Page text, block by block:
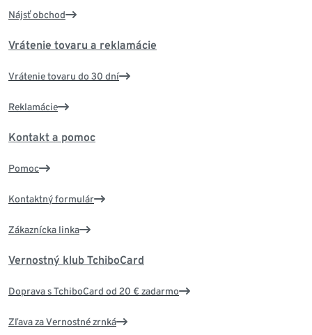
Nájsť obchod
Vrátenie tovaru a reklamácie
Vrátenie tovaru do 30 dní
Reklamácie
Kontakt a pomoc
Pomoc
Kontaktný formulár
Zákaznícka linka
Vernostný klub TchiboCard
Doprava s TchiboCard od 20 € zadarmo
Zľava za Vernostné zrnká